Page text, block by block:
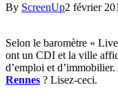
By ScreenUp2 février
Selon le baromètre «
ont un CDI et la ville
d’emploi et
Rennes ? Lisez-ceci.